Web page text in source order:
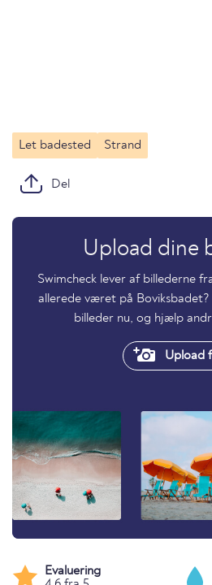
Let badested Strand
Del
Upload dine
Swimcheck lever af billederne
allerede været på
billeder nu, og hjælp
Upload
Evaluering